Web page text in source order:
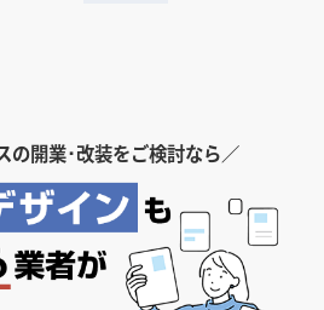
の開業･改装をご検討なら／